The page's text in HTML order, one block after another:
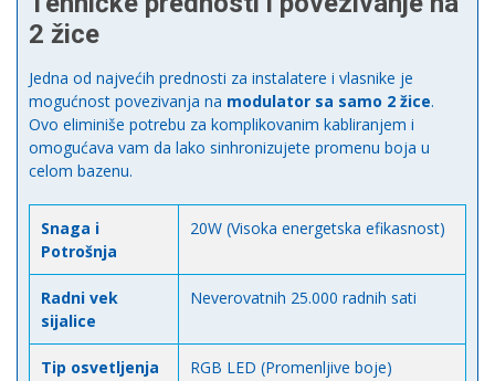
2 žice
Jedna od najvećih prednosti za instalatere i vlasnike je
mogućnost povezivanja na modulator sa samo 2 žice.
Ovo eliminiše potrebu za komplikovanim kabliranjem i
omogućava vam da lako sinhronizujete promenu boja u
celom bazenu.
Snaga i
Potrošnja
20W (Visoka energetska efikasnost)
Radni vek
sijalice
Neverovatnih 25.000 radnih sati
Tip osvetljenja RGB LED (Promenljive boje)